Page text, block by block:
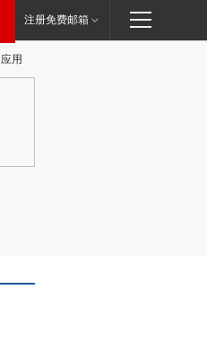
注册免费邮箱
应用